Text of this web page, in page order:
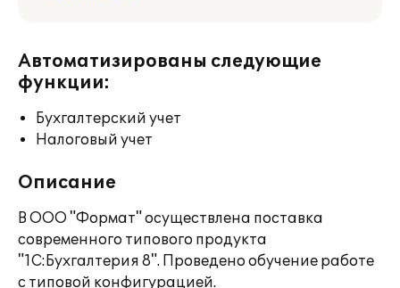
Автоматизированы следующие
функции:
Бухгалтерский учет
Налоговый учет
Описание
В ООО "Формат" осуществлена поставка
современного типового продукта
"1С:Бухгалтерия 8". Проведено обучение работе
с типовой конфигурацией.